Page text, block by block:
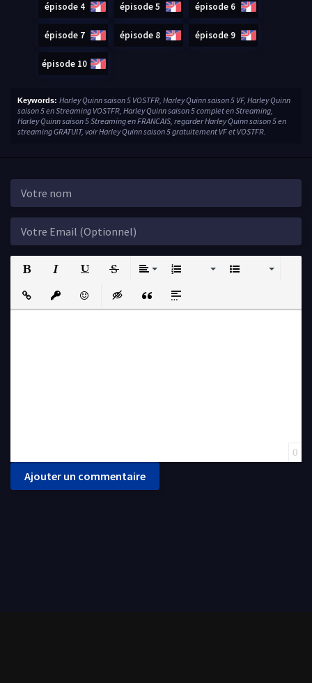
épisode 4 épisode 5 épisode 6
épisode 7 épisode 8 épisode 9
épisode 10
Keywords: Harley Quinn saison 5 VOSTFR, Harley Quinn saison 5 VF, Harley Quinn
saison 5 en Streaming VOSTFR, Harley Quinn saison 5 complet en Streaming,
Harley Quinn saison 5 Streaming en FRANCAIS, regarder Harley Quinn saison 5 en
streaming GRATUIT, voir Harley Quinn saison 5 gratuitement VF et VOSTFR.
Strikethrough
Insert LinkInsert protected link
EmoticonsInsert hidden text
Insert QuoteInsert spoiler
0
Ajouter un commentaire